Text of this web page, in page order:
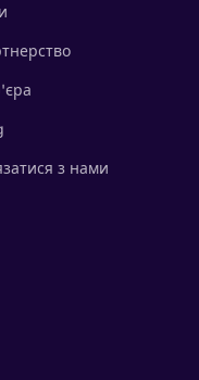
з нами